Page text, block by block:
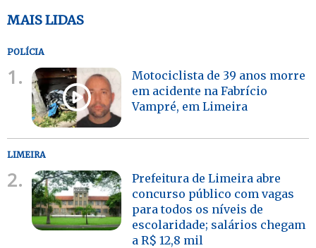
MAIS LIDAS
POLÍCIA
1.
Motociclista de 39 anos morre
em acidente na Fabrício
Vampré, em Limeira
LIMEIRA
2.
Prefeitura de Limeira abre
concurso público com vagas
para todos os níveis de
escolaridade; salários chegam
a R$ 12,8 mil